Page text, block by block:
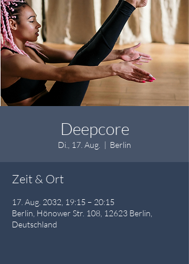
Deepcore
Di., 17. Aug.
  |
Berlin
Zeit & Ort
17. Aug. 2032, 19:15 – 20:15
Berlin, Hönower Str. 108, 12623 Berlin,
Deutschland